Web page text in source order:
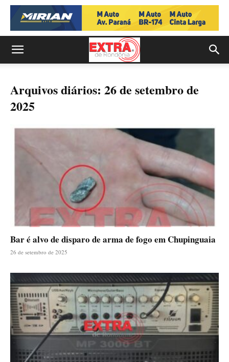
Arquivos diários: 26 de setembro de
2025
Bar é alvo de disparo de arma de fogo em Chupinguaia
26 de setembro de 2025